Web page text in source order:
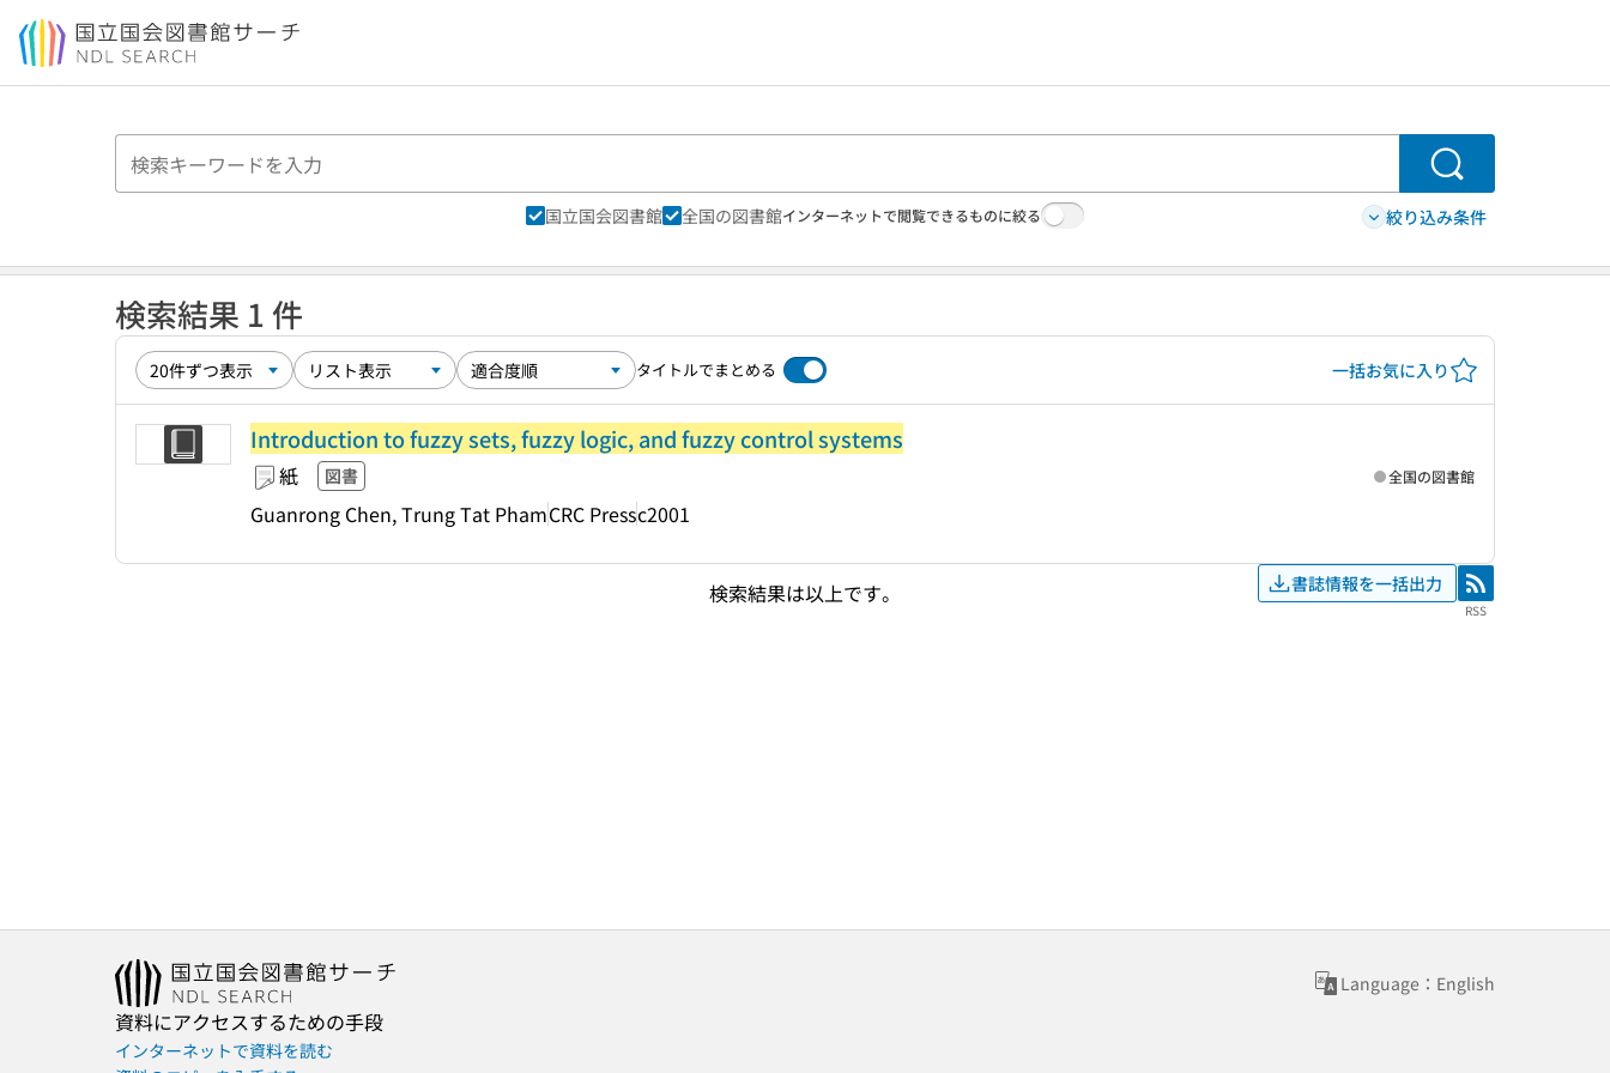
本文へ移動
検索
国立国会図書館 全国の図書館インターネットで閲覧できるものに絞る 絞り込み条件
検索結果 1 件
タイトルでまとめる 一括お気に入り
Introduction to fuzzy sets, fuzzy logic, and fuzzy control systems
紙 図書
Guanrong Chen, Trung Tat PhamCRC Pressc2001
全国の図書館
検索結果は以上です。 書誌情報を一括出力 RSS
RSS
Language：English
資料にアクセスするための手段
インターネットで資料を読む